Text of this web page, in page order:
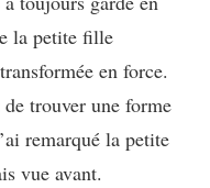
la petite fille
en force.
trouver une forme
remarqué la petite
vue avant.